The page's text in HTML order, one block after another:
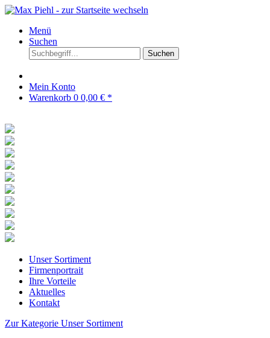
Menü
Suchen
Suchen
Mein Konto
Warenkorb 0 0,00 € *
Unser Sortiment
Firmenportrait
Ihre Vorteile
Aktuelles
Kontakt
Zur Kategorie Unser Sortiment